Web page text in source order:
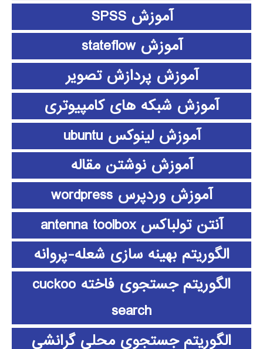
آموزش SPSS
آموزش stateflow
آموزش پردازش تصویر
آموزش شبکه های کامپیوتری
آموزش لینوکس ubuntu
آموزش نوشتن مقاله
آموزش وردپرس wordpress
آنتن تولباکس antenna toolbox
الگوریتم بهینه سازی شعله-پروانه
الگوریتم جستجوی فاخته cuckoo
search
الگوریتم جستجوی محلی گرانشی